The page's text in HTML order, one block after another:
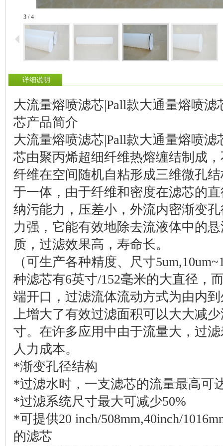
4 / 4
详细说明
大流量熔喷滤芯|Pall款大通量熔喷
芯产品简介
大流量熔喷滤芯|Pall款大通量熔喷
芯由聚丙烯超细纤维热熔缠结制成
纤维在空间随机自粘形成三维微孔
于一体，由于纤维和密度在滤芯的
纳污能力，压差小，外流内密渐变
力强，它能有效地除去流液体中的
质，过滤效果高，寿命长。
（可生产各种精度、尺寸
种滤芯有6英寸/152毫米的大直径，
端开口，过滤流体流动方式为由内
上增大了有效过滤面积可以大大减
寸。在许多应用中由于流量大，过
人力成本。
*渐变孔径结构
*过滤水时，一支滤芯的流量最高可
*过滤系统尺寸最大可减少50%
*可提供20 inch/508mm,40inch/
的滤芯